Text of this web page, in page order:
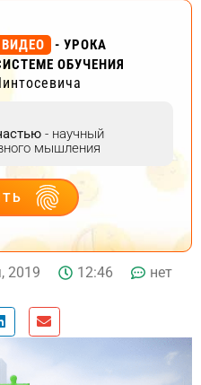
- УРОКА
ОБУЧЕНИЯ
- научный
мышления
2019 12:46
нет